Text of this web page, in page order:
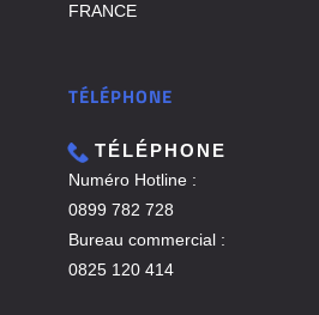
FRANCE
TÉLÉPHONE
TÉLÉPHONE
Numéro Hotline :
0899 782 728
Bureau commercial :
0825 120 414